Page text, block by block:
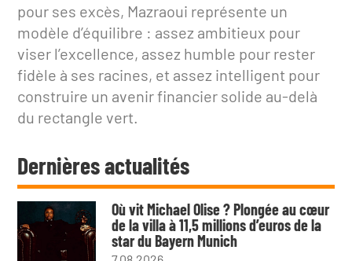
pour ses excès, Mazraoui représente un
modèle d’équilibre : assez ambitieux pour
viser l’excellence, assez humble pour rester
fidèle à ses racines, et assez intelligent pour
construire un avenir financier solide au-delà
du rectangle vert.
Dernières actualités
Où vit Michael Olise ? Plongée au cœur
de la villa à 11,5 millions d’euros de la
star du Bayern Munich